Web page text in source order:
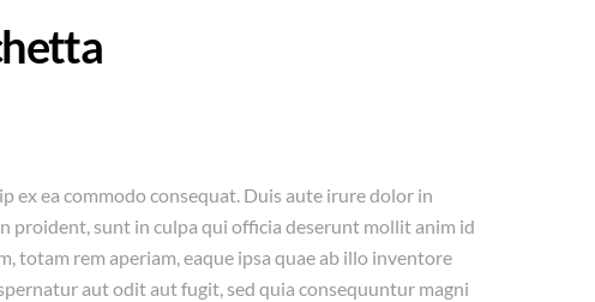
ex ea commodo consequat. Duis aute irure dolor in
proident, sunt in culpa qui officia deserunt mollit anim id
totam rem aperiam, eaque ipsa quae ab illo inventore
aut odit aut fugit, sed quia consequuntur magni